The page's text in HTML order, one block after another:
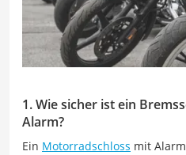
1. Wie sicher ist ein
Alarm?
Ein Motorradschloss mit